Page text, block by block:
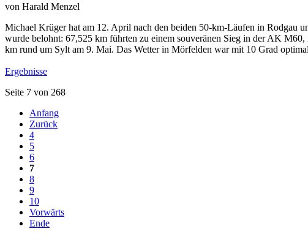
von Harald Menzel
Michael Krüger hat am 12. April nach den beiden 50-km-Läufen in Rodgau
wurde belohnt: 67,525 km führten zu einem souveränen Sieg in der AK
km rund um Sylt am 9. Mai. Das Wetter in Mörfelden war mit 10 Grad
Ergebnisse
Seite 7 von 268
Anfang
Zurück
4
5
6
7
8
9
10
Vorwärts
Ende